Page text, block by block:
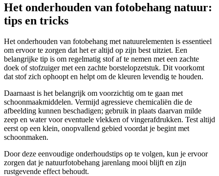
Het onderhouden van fotobehang natuur:
tips en tricks
Het onderhouden van fotobehang met natuurelementen is essentieel
om ervoor te zorgen dat het er altijd op zijn best uitziet. Een
belangrijke tip is om regelmatig stof af te nemen met een zachte
doek of stofzuiger met een zachte borstelopzetstuk. Dit voorkomt
dat stof zich ophoopt en helpt om de kleuren levendig te houden.
Daarnaast is het belangrijk om voorzichtig om te gaan met
schoonmaakmiddelen. Vermijd agressieve chemicaliën die de
afbeelding kunnen beschadigen; gebruik in plaats daarvan milde
zeep en water voor eventuele vlekken of vingerafdrukken. Test altijd
eerst op een klein, onopvallend gebied voordat je begint met
schoonmaken.
Door deze eenvoudige onderhoudstips op te volgen, kun je ervoor
zorgen dat je natuurfotobehang jarenlang mooi blijft en zijn
rustgevende effect behoudt.